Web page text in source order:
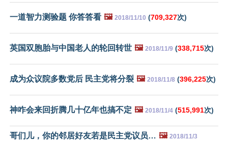
一道智力测验题 你答答看 🖼️ 2018/11/10 (709,327次)
英国双胞胎与中国老人的轮回转世 🖼️ 2018/11/9 (338,715次)
成为众议院多数党后 民主党将分裂 🖼️ 2018/11/8 (396,225次)
神咋会来回折腾几十亿年也搞不定 🖼️ 2018/11/4 (515,991次)
哥们儿，你的邻居好友若是民主党议员… 🖼️ 2018/11/3